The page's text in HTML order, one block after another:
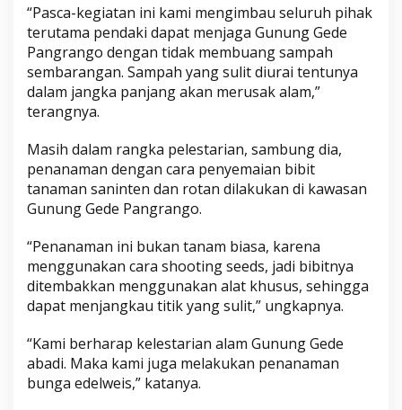
“Pasca-kegiatan ini kami mengimbau seluruh pihak
terutama pendaki dapat menjaga Gunung Gede
Pangrango dengan tidak membuang sampah
sembarangan. Sampah yang sulit diurai tentunya
dalam jangka panjang akan merusak alam,”
terangnya.
Masih dalam rangka pelestarian, sambung dia,
penanaman dengan cara penyemaian bibit
tanaman saninten dan rotan dilakukan di kawasan
Gunung Gede Pangrango.
“Penanaman ini bukan tanam biasa, karena
menggunakan cara shooting seeds, jadi bibitnya
ditembakkan menggunakan alat khusus, sehingga
dapat menjangkau titik yang sulit,” ungkapnya.
“Kami berharap kelestarian alam Gunung Gede
abadi. Maka kami juga melakukan penanaman
bunga edelweis,” katanya.